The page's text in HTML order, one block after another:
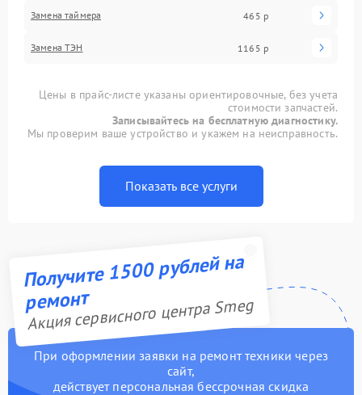
Замена таймера 465 р
Замена ТЭН 1165 р
Цены в прайс-листе указаны ориентировочные, без учета
стоимости запчастей.
Записывайтесь на бесплатную диагностику.
Мы проверим ваше устройство и укажем на неисправность.
Показать все услуги
Получите 1500 рублей на
ремонт
Акция сервисного центра Smeg
При оформлении заявки на ремонт техники через
сайт,
действует персональная бессрочная скидка